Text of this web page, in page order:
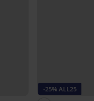
-25% ALL25